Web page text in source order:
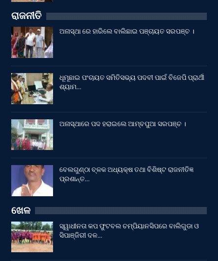
ରାଜନୀତି
ଅନାସ୍ଥା ରେ ହାରିଲେ ବାଲିଛାଇ ପଞ୍ଚାୟତ ସରପଞ୍ଚ ।
ଧୂମୂଛାଇ ପଂଚାୟତ ସମିତିସଭ୍ୟ ପଦବୀ ପାଇଁ ବିଜେପି ପ୍ରାର୍ଥୀ
ଶ୍ୟାମ…
ଅନାସ୍ଥାରେ ପଦ ହରାଇଲେ ଆମ୍ବପୁଆ ସରପଞ୍ଚ ।
ବେଲଗୁଣ୍ଠା ବ୍ଳକ ଅଧ୍ୟକ୍ଷ ତଥା ବିଶିଷ୍ଟ ରାଜନୀତିଜ୍ଞ
ପ୍ରଶାନ୍ତ…
ଖେଳ
ସ୍ୱାଧୀନତା କପ ଫୁଟବଲ ଚମ୍ପିୟାନସିପରେ ବାଲିଗୁଡା ଓ
ସିପାଞ୍ଜିରୀ ଦଳ…